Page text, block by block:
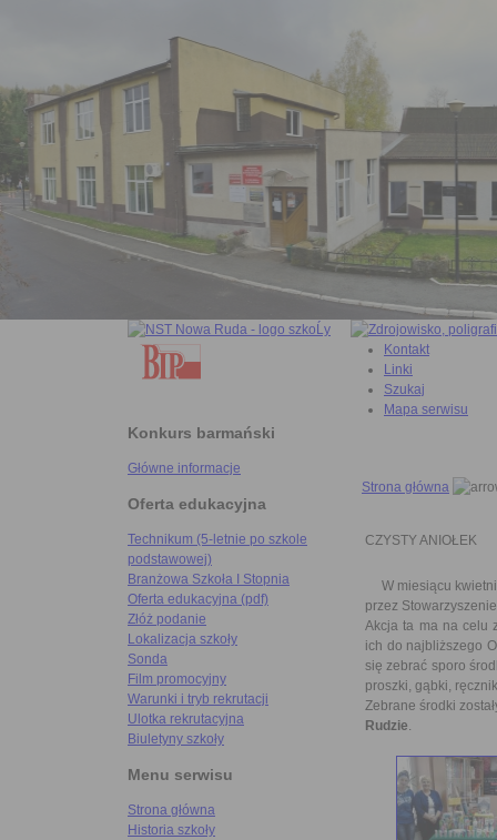
Konkurs barmański
Główne informacje
Oferta edukacyjna
Technikum (5-letnie po szkole
podstawowej)
Branżowa Szkoła I Stopnia
Oferta edukacyjna (pdf)
Złóż podanie
Lokalizacja szkoły
Sonda
Film promocyjny
Warunki i tryb rekrutacji
Ulotka rekrutacyjna
Biuletyny szkoły
Menu serwisu
Strona główna
Historia szkoły
Kontakt
Linki
Szukaj
Mapa serwisu
Strona główna
CZYSTY ANIOŁEK
W miesiącu
przez
Akcja ta ma na celu
ich do najbliższego
się zebrać sporo
proszki, gąbki,
Zebrane środki
Rudzie.